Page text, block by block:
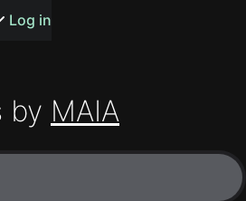
songs
Log in
by MAIA